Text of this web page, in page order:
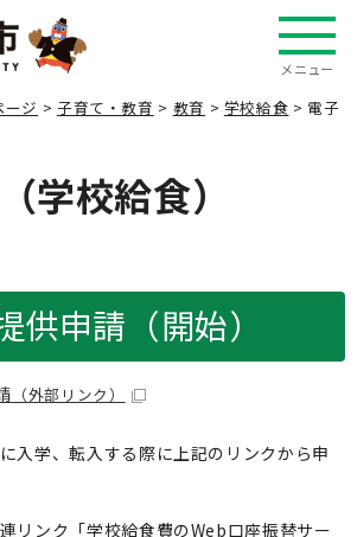
メニュー
ージ > 子育て・教育 > 教育 > 学校給食 > 電子
学校給食）
供申請（開始）
（外部リンク）
入学、転入する際に上記のリンクから申
リンク「学校給食費のWeb口座振替サー